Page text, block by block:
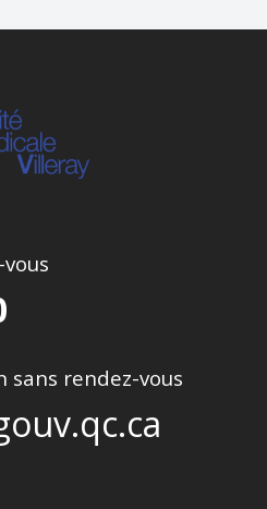
sans rendez-vous